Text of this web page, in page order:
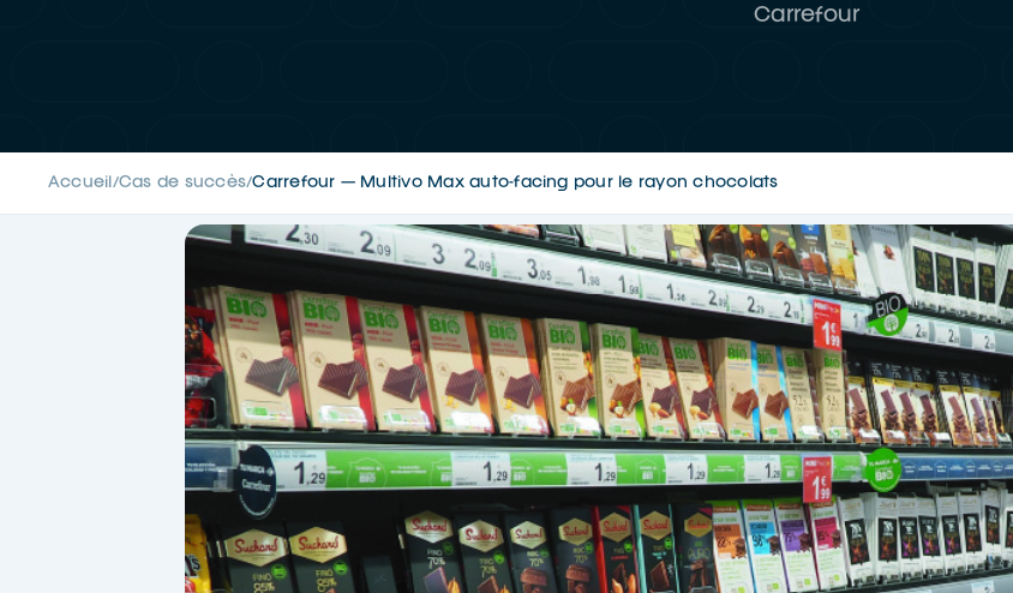
Carrefour
Accueil /Cas de succès/Carrefour — Multivo Max auto-facing pour le rayon chocolats